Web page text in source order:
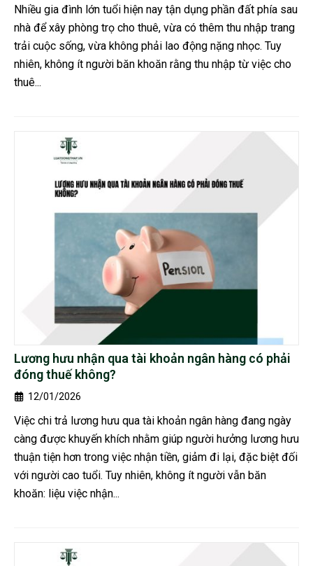
Nhiều gia đình lớn tuổi hiện nay tận dụng phần đất phía sau
nhà để xây phòng trọ cho thuê, vừa có thêm thu nhập trang
trải cuộc sống, vừa không phải lao động nặng nhọc. Tuy
nhiên, không ít người băn khoăn rằng thu nhập từ việc cho
thuê...
Lương hưu nhận qua tài khoản ngân hàng có phải
đóng thuế không?
12/01/2026
Việc chi trả lương hưu qua tài khoản ngân hàng đang ngày
càng được khuyến khích nhằm giúp người hưởng lương hưu
thuận tiện hơn trong việc nhận tiền, giảm đi lại, đặc biệt đối
với người cao tuổi. Tuy nhiên, không ít người vẫn băn
khoăn: liệu việc nhận...